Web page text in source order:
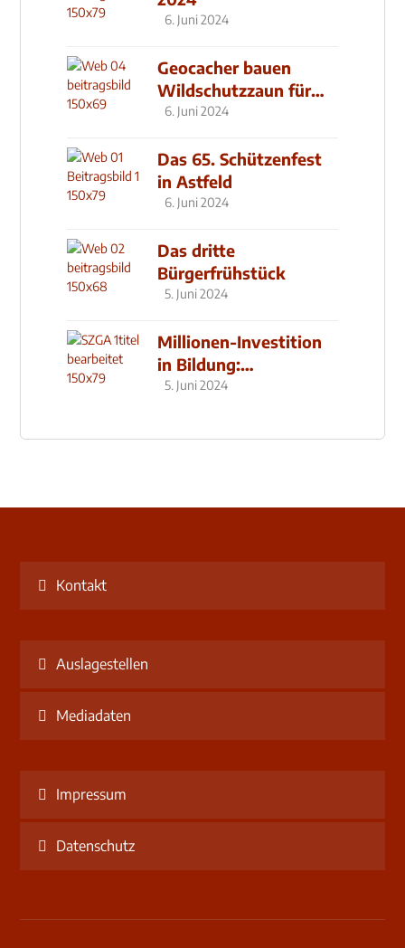
6. Juni 2024
Geocacher bauen
Wildschutzzaun für
den MachMit! Wald
6. Juni 2024
Das 65. Schützenfest
in Astfeld
6. Juni 2024
Das dritte
Bürgerfrühstück
5. Juni 2024
Millionen-Investition
in Bildung:
Schulzentrum-Neubau
5. Juni 2024
Kontakt
Auslagestellen
Mediadaten
Impressum
Datenschutz